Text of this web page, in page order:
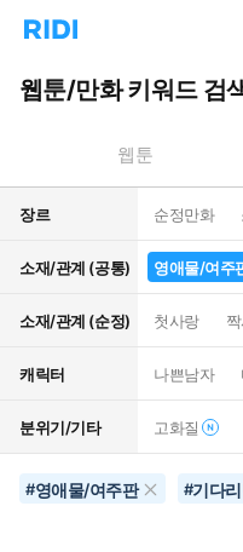
리
홈
으
턴
트
웹툰/만화 키워드 검
웹툰
장르 순정만화
소재/관계 (공통) 영애물/여주
소재/관계 (순정) 첫사랑
캐릭터 나쁜남자
분위기/기타 고화질
#영애물/여주판 #기다